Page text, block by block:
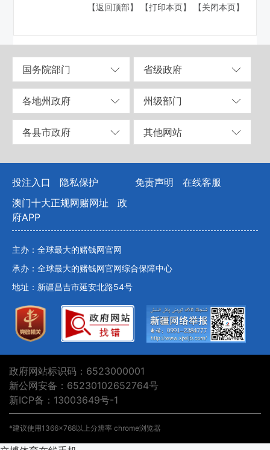
【返回顶部】
【打印本页】 【关闭本页】
国务院部门 省级政府
各地州政府 州级部门
各县市政府 其他网站
投注入口 隐私保护 免责声明
在线客服
澳门十大正规网赌网址
政
府APP
主办：全球最大的赌钱网官网
承办：全球最大的赌钱网官网综合保障中心
地址：新疆昌吉市延安北路54号
政府网站标识码：6523000001
新公网安备：65230102652764号
新ICP备：13003649号-1
*建议使用1366×768以上分辨率 chrome浏览器